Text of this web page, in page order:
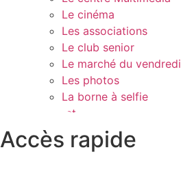
Le cinéma
Les associations
Le club senior
Le marché du vendredi
Les photos
La borne à selfie
Contact
Accès rapide